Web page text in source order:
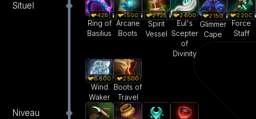
Situel
425
Ring of
Basilius
1 500
Arcane
Boots
2 725
Spirit
Vessel
2 600
Eul's
Scepter
of
Divinity
2 150
Glimmer
Cape
2 200
Force
Staff
6 800
Wind
Waker
2 500
Boots of
Travel
Niveau